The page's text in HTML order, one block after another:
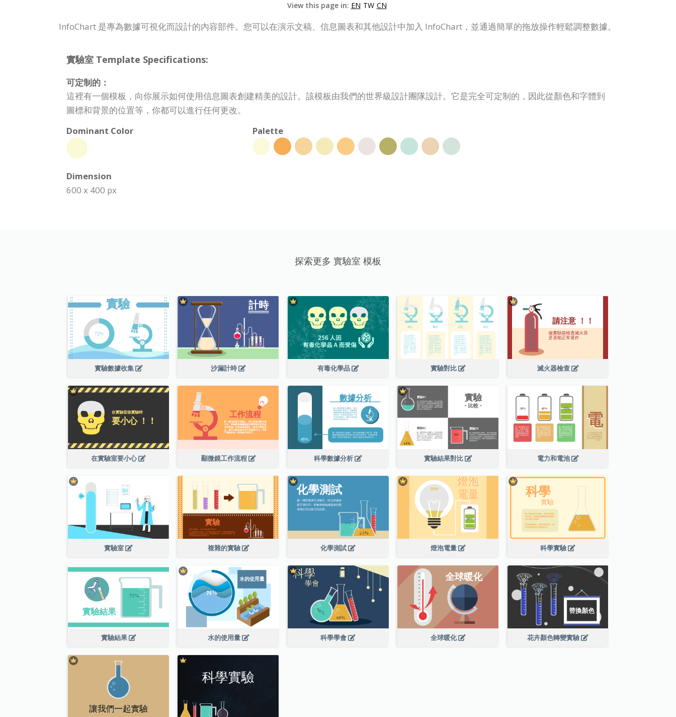
View this page in: EN TW CN
InfoChart 是專為數據可視化而設計的內容部件。您可以在演示文稿、信息圖表和其他設計中加入 InfoChart，並通過簡單的拖放操作輕鬆調整數據。
實驗室 Template Specifications:
可定制的：
這裡有一個模板，向你展示如何使用信息圖表創建精美的設計。該模板由我們的世界級設計團隊設計。它是完全可定制的，因此從顏色和字體到
圖標和背景的位置等，你都可以進行任何更改。
Dominant Color
Palette
Dimension
600 x 400 px
探索更多 實驗室 模板
實驗數據收集 沙漏計時 有毒化學品 實驗對比 滅火器檢查
在實驗室要小心 顯微鏡工作流程 科學數據分析 實驗結果對比 電力和電池
實驗室 複雜的實驗 化學測試 燈泡電量 科學實驗
實驗結果 水的使用量 科學學會 全球暖化 花卉顏色轉變實驗